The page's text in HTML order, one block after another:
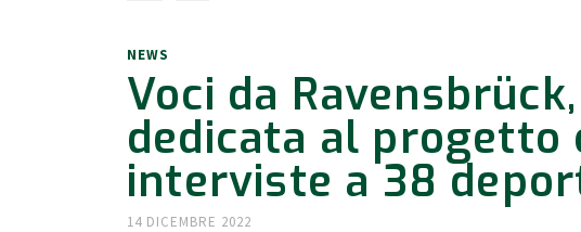
NEWS
Voci da
dedicata al progetto
interviste a 38
14 DICEMBRE 2022